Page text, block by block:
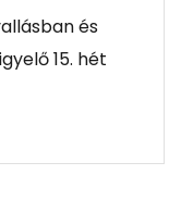
és
15. hét